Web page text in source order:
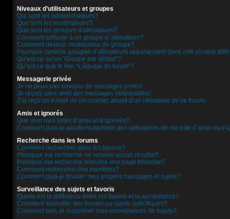
Niveaux d’utilisateurs et groupes
Qui sont les administrateurs?
Que sont les modérateurs?
Que sont les groupes d’utilisateurs?
Comment adhérer à un groupe d’utilisateurs?
Comment devenir modérateur de groupe?
Pourquoi certains groupes d’utilisateurs apparaissent dans une couleur
Qu’est-ce qu’un “Groupe par défaut”?
Qu’est-ce que le lien “L’équipe du forum”?
Messagerie privée
Je ne peux pas envoyer de messages privés!
Je reçois sans arrêt des messages indésirables!
J’ai reçu un e-mail ou un courrier abusif d’un utilisateur de ce forum!
Amis et ignorés
Que sont mes listes d’amis et d’ignorés?
Comment puis-je ajouter/supprimer des utilisateurs de ma liste d’amis ou
Recherche dans les forums
Comment rechercher dans les forums?
Pourquoi ma recherche ne renvoie aucun résultat?
Pourquoi ma recherche retourne une page blanche!?
Comment rechercher des membres?
Comment puis-je trouver mes propres messages et sujets?
Surveillance des sujets et favoris
Quelle est la différence entre les favoris et la surveillance?
Comment surveiller des forums ou sujets spécifiques?
Comment puis-je supprimer mes surveillances de sujets?